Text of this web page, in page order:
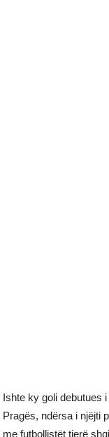
Ishte ky goli debutues
Pragës, ndërsa i njëjti
me futbollistët tjerë